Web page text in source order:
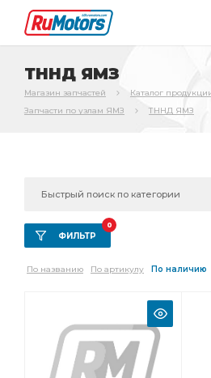
ТННД ЯМЗ
Магазин запчастей Каталог
Запчасти по узлам ЯМЗ
ТННД ЯМЗ
ФИЛЬТР
0
По названию По артикулу По наличию